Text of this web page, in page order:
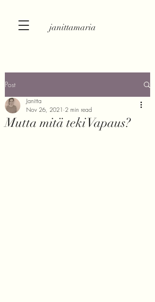
janittamaria
Post
Mutta mitä teki Vapaus?
Janitta
Nov 26, 2021 2 min read